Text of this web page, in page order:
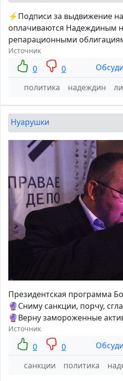
⚡️Подписи за выдвижение
оплачиваются Надеждиным
репарационными
Источник
0 0
политика
надеждин
Нуарушки
Президентская программа
🔮Сниму санкции, порчу,
🔮Верну замороженные
Источник
0 0
санкции
политика